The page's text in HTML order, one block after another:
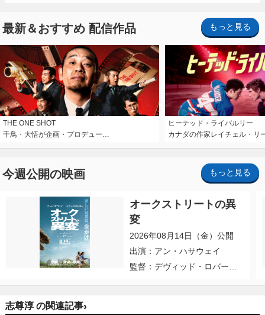
最新＆おすすめ 配信作品 もっと見る
THE ONE SHOT
千鳥・大悟が企画・プロデュー…
ヒーテッド・ライバルリー
カナダの作家レイチェル・リ
今週公開の映画 もっと見る
オークストリートの異
変
2026年08月14日（金）公開
出演：アン・ハサウェイ
監督：デヴィッド・ロバー
志尊淳 の関連記事›